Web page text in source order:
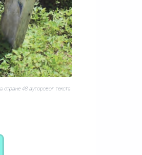
стране 48 ауторовог текста.